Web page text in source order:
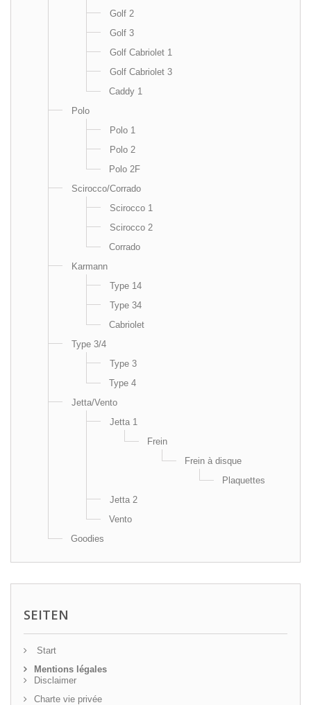
Golf 2
Golf 3
Golf Cabriolet 1
Golf Cabriolet 3
Caddy 1
Polo
Polo 1
Polo 2
Polo 2F
Scirocco/Corrado
Scirocco 1
Scirocco 2
Corrado
Karmann
Type 14
Type 34
Cabriolet
Type 3/4
Type 3
Type 4
Jetta/Vento
Jetta 1
Frein
Frein à disque
Plaquettes
Jetta 2
Vento
Goodies
SEITEN
Start
Mentions légales
Disclaimer
Charte vie privée